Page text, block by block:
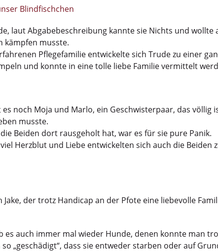
Blindfischchen
laut Abgabebeschreibung kannte sie Nichts und wollte
kämpfen musste.
Pflegefamilie entwickelte sich Trude zu einer
und konnte in eine tolle liebe Familie vermittelt
es noch Moja und Marlo, ein Geschwisterpaar, das völlig
musste.
die Beiden dort rausgeholt hat, war es für sie pure Panik.
Herzblut und Liebe entwickelten sich auch die Beiden
Jake, der trotz Handicap an der Pfote eine liebevolle
es auch immer mal wieder Hunde, denen konnte man
so „geschädigt“, dass sie entweder starben oder auf